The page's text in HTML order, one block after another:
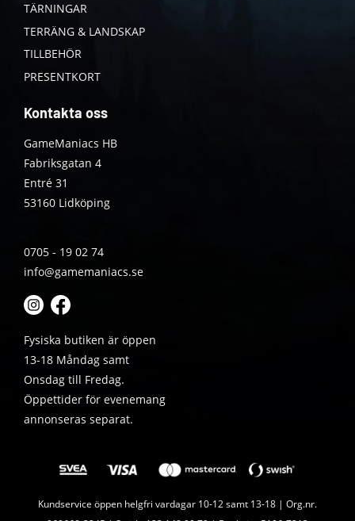
TÄRNINGAR
TERRÄNG & LANDSKAP
TILLBEHÖR
PRESENTKORT
Kontakta oss
GameManiacs HB
Fabriksgatan 4
Entré 31
53160 Lidköping
0705 - 19 02 74
info@gamemaniacs.se
Fysiska butiken är öppen
13-18 Måndag samt
Onsdag till Fredag.
Öppettider för evenemang
annonseras separat.
Kundservice öppen helgfri vardagar 10-12 samt 13-18 | Org.nr.